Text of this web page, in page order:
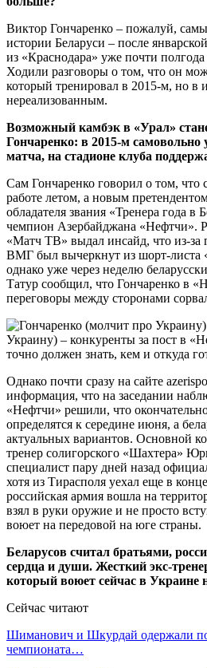
Виктор Гончаренко – пожалуй,
истории Беларуси – после
из «Краснодара» уже почти полгода
Ходили разговоры о том, что он
который тренировал в 2015-м, но в
нереализованным.
Возможный камбэк в «Урал»
Гончаренко: в 2015-м самовольно
матча, на стадионе клуба
Сам Гончаренко говорил о том, что
работе летом, а новым
обладателя звания «Тренера года в
чемпион Азербайджана «Нефтчи».
«Матч ТВ» выдал инсайд, что из-за
ВМГ был вычеркнут из шорт-листа
однако уже через неделю
Татур сообщил, что Гончаренко в
переговоры между сторонами
Однако почти сразу на сайте
информация, что на заседании
«Нефтчи» решили, что
определятся к середине июня, а
актуальных вариантов. Основной
тренер солигорского «Шахтера»
специалист пару дней назад
хотя из Тирасполя уехал еще в
российская армия вошла на
взял в руки оружие и не просто
воюет на передовой на юге страны.
Беларусов считал братьями,
сердца и души. Жесткий экс-
который воюет сейчас в Украине
Сейчас читают
Шиманович и Шкурдай одержали
чемпионата…